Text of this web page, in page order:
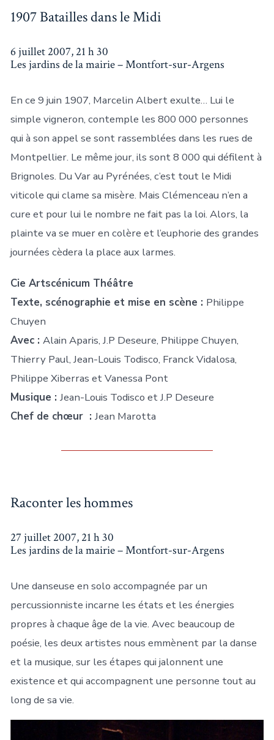
1907 Batailles dans le Midi
6 juillet 2007, 21 h 30
Les jardins de la mairie – Montfort-sur-Argens
En ce 9 juin 1907, Marcelin Albert exulte… Lui le
simple vigneron, contemple les 800 000 personnes
qui à son appel se sont rassemblées dans les rues de
Montpellier. Le même jour, ils sont 8 000 qui défilent à
Brignoles. Du Var au Pyrénées, c’est tout le Midi
viticole qui clame sa misère. Mais Clémenceau n’en a
cure et pour lui le nombre ne fait pas la loi. Alors, la
plainte va se muer en colère et l’euphorie des grandes
journées cèdera la place aux larmes.
Cie Artscénicum Théâtre
Texte, scénographie et mise en scène : Philippe
Chuyen
Avec : Alain Aparis, J.P Deseure, Philippe Chuyen,
Thierry Paul, Jean-Louis Todisco, Franck Vidalosa,
Philippe Xiberras et Vanessa Pont
Musique : Jean-Louis Todisco et J.P Deseure
Chef de chœur : Jean Marotta
Raconter les hommes
27 juillet 2007, 21 h 30
Les jardins de la mairie – Montfort-sur-Argens
Une danseuse en solo accompagnée par un
percussionniste incarne les états et les énergies
propres à chaque âge de la vie. Avec beaucoup de
poésie, les deux artistes nous emmènent par la danse
et la musique, sur les étapes qui jalonnent une
existence et qui accompagnent une personne tout au
long de sa vie.